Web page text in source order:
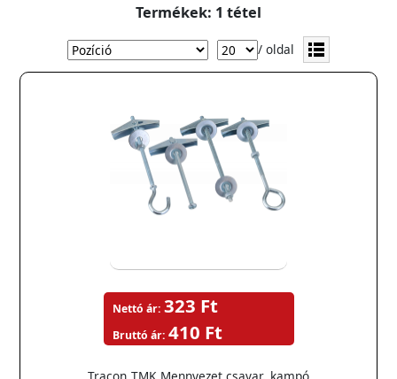
Termékek: 1 tétel
/ oldal
Nettó ár: 323 Ft
Bruttó ár: 410 Ft